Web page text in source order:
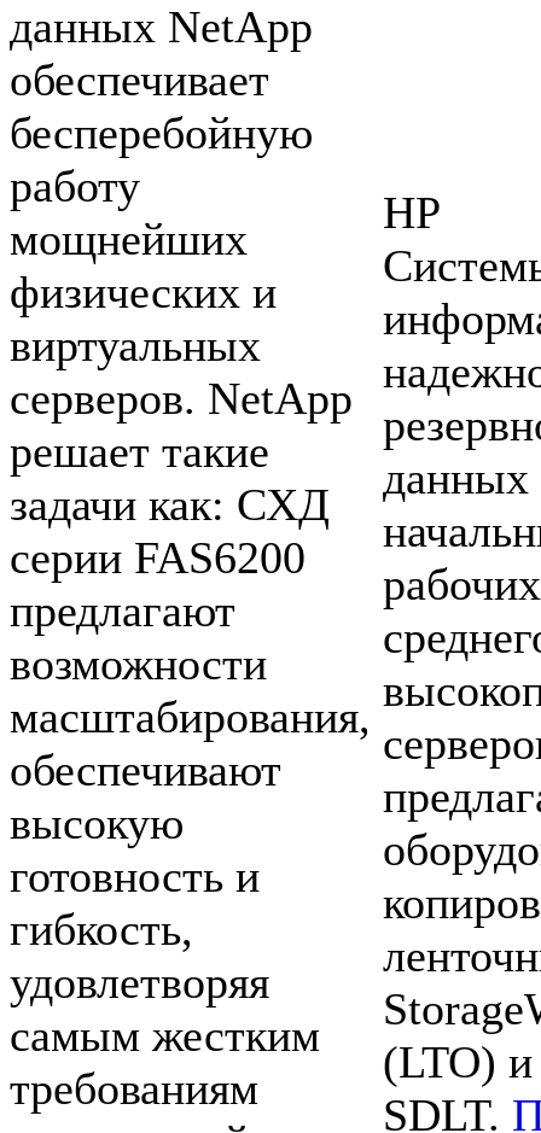
данных NetApp
обеспечивает
бесперебойную
работу
мощнейших
физических и
виртуальных
серверов. NetApp
решает такие
задачи как: СХД
серии FAS6200
предлагают
возможности
масштабирования,
обеспечивают
высокую
готовность и
гибкость,
удовлетворяя
самым жестким
требованиям
HP
данных
(LTO) и
SDLT.